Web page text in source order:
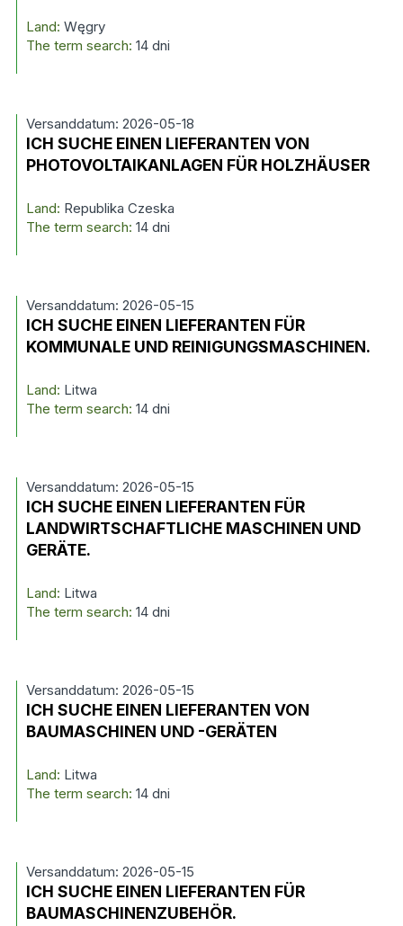
Land: Węgry
The term search: 14 dni
Versanddatum: 2026-05-18
ICH SUCHE EINEN LIEFERANTEN VON
PHOTOVOLTAIKANLAGEN FÜR HOLZHÄUSER
Land: Republika Czeska
The term search: 14 dni
Versanddatum: 2026-05-15
ICH SUCHE EINEN LIEFERANTEN FÜR
KOMMUNALE UND REINIGUNGSMASCHINEN.
Land: Litwa
The term search: 14 dni
Versanddatum: 2026-05-15
ICH SUCHE EINEN LIEFERANTEN FÜR
LANDWIRTSCHAFTLICHE MASCHINEN UND
GERÄTE.
Land: Litwa
The term search: 14 dni
Versanddatum: 2026-05-15
ICH SUCHE EINEN LIEFERANTEN VON
BAUMASCHINEN UND -GERÄTEN
Land: Litwa
The term search: 14 dni
Versanddatum: 2026-05-15
ICH SUCHE EINEN LIEFERANTEN FÜR
BAUMASCHINENZUBEHÖR.